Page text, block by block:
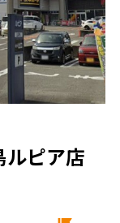
ルピア店